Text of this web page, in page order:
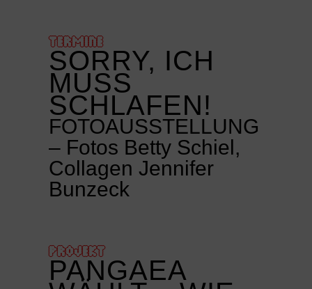
TERMINE
SORRY, ICH
MUSS
SCHLAFEN!
FOTOAUSSTELLUNG
– Fotos Betty Schiel,
Collagen Jennifer
Bunzeck
PROJEKT
PANGAEA